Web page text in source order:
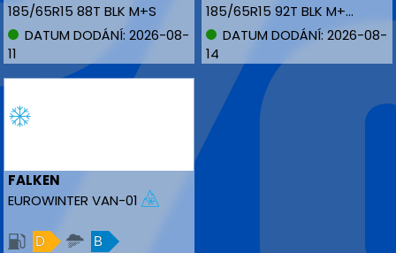
185/65R15 88T BLK M+S
DATUM DODÁNÍ: 2026-08-
11
185/65R15 92T BLK M+S XL
DATUM DODÁNÍ: 2026-08-
14
FALKEN
EUROWINTER VAN-01
D B